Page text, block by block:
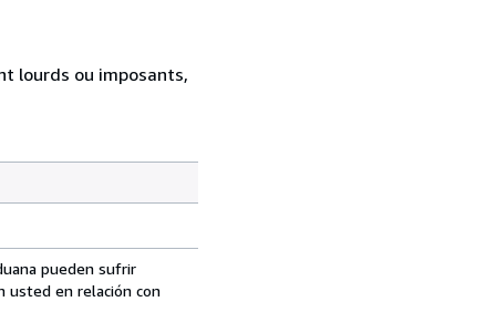
lourds ou imposants,
pueden sufrir
usted en relación con